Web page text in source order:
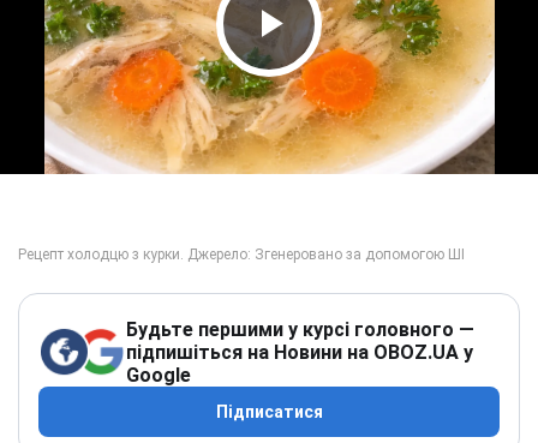
Play Video
Будьте першими у курсі головного —
підпишіться на Новини на OBOZ.UA у
Google
Підписатися